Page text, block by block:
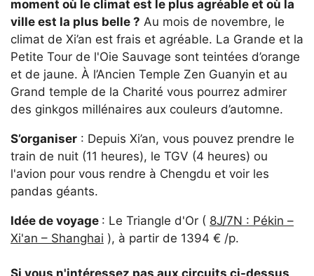
moment où le climat est le plus agréable et où la
ville est la plus belle ? Au mois de novembre, le
climat de Xi’an est frais et agréable. La Grande et la
Petite Tour de l'Oie Sauvage sont teintées d’orange
et de jaune. À l’Ancien Temple Zen Guanyin et au
Grand temple de la Charité vous pourrez admirer
des ginkgos millénaires aux couleurs d’automne.
S’organiser : Depuis Xi’an, vous pouvez prendre le
train de nuit (11 heures), le TGV (4 heures) ou
l'avion pour vous rendre à Chengdu et voir les
pandas géants.
Idée de voyage : Le Triangle d'Or ( 8J/7N : Pékin –
Xi'an – Shanghai ), à partir de 1394 € /p.